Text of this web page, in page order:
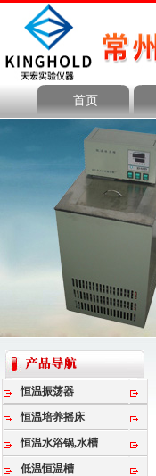
首页
恒温振荡器
恒温培养摇床
恒温水浴锅,水槽
低温恒温槽